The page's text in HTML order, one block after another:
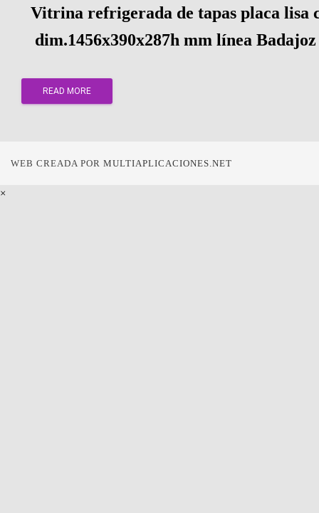
Vitrina refrigerada de tapas placa lisa
dim.1456x390x287h mm línea
READ MORE
WEB CREADA POR MULTIAPLICACIONES.NET
×